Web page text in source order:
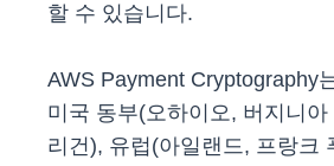
할 수 있습니다.
AWS Payment Cryptography
미국 동부(오하이오, 버지니
리건), 유럽(아일랜드, 프랑크